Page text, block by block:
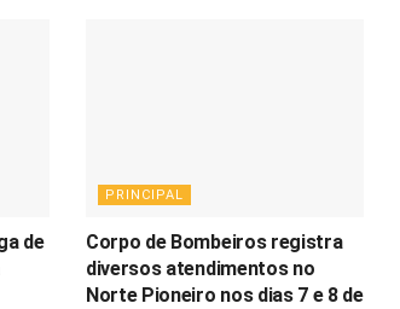
de
PRINCIPAL
Corpo de Bombeiros registra
diversos atendimentos no
Norte Pioneiro nos dias 7 e 8 de